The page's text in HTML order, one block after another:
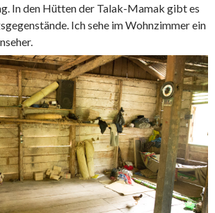
In den Hütten der Talak-Mamak gibt es
Ich sehe im Wohnzimmer ein